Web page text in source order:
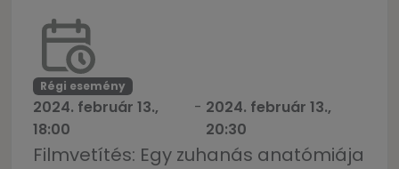
Régi esemény
2024. február 13.,
18:00
- 2024. február 13.,
20:30
Filmvetítés: Egy zuhanás anatómiája